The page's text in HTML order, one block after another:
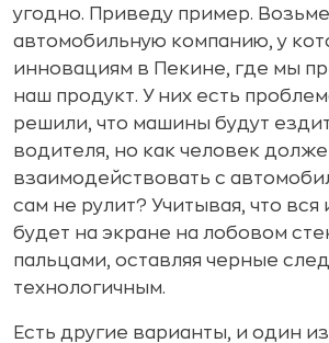
угодно. Приведу пример.
автомобильную компанию, у
инновациям в Пекине, где мы
наш продукт. У них есть
решили, что машины будут
водителя, но как человек
взаимодействовать с
сам не рулит? Учитывая, что
будет на экране на лобовом
пальцами, оставляя черные
технологичным.
Есть другие варианты, и один